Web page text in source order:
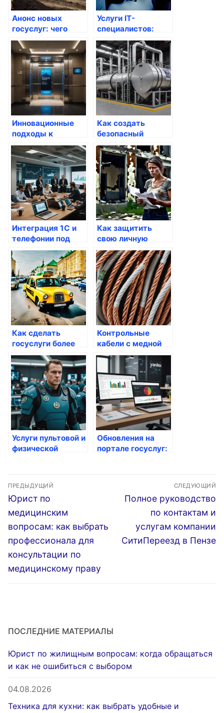
Анонс новых
госуслуг: чего
ждать в будущем?
Услуги IT-
специалистов:
Системные
администраторы и
1С-программисты
Инновационные
подходы к
предоставлению
госуслуг
Как создать
безопасный
доступ через
Госуслуги
Интеграция 1С и
телефонии под
ключ: как это
работает и какие
преимущества
предоставляет
Как защитить
свою личную
информацию от
недоброжелателей
через госуслуги
Как сделать
госуслуги более
доступными для
населения?
Контрольные
кабели с медной
жилой: что нужно
знать перед
выбором?
Услуги пультовой и
физической
Профессиональная
безопасность от
группы
предприятий
«Альфа Легион»
Обновления на
портале госуслуг:
Навигация
по
записям
ПРЕДЫДУЩИЙ
Предыдущая
запись:
Юрист по
медицинским
вопросам: как выбрать
профессионала для
консультации по
медицинскому праву
СЛЕДУЮЩИЙ
Следующая
запись:
Полное руководство
по контактам и
услугам компании
СитиПереезд в Пензе
ПОСЛЕДНИЕ МАТЕРИАЛЫ
Юрист по жилищным вопросам: когда обращаться
и как не ошибиться с выбором
04.08.2026
Техника для кухни: как выбрать удобные и